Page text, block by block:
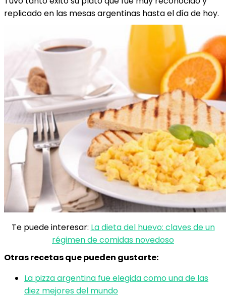
replicado en las mesas argentinas hasta el día de hoy.
Te puede interesar: La dieta del huevo: claves de un
régimen de comidas novedoso
Otras recetas que pueden gustarte:
La pizza argentina fue elegida como una de las
diez mejores del mundo